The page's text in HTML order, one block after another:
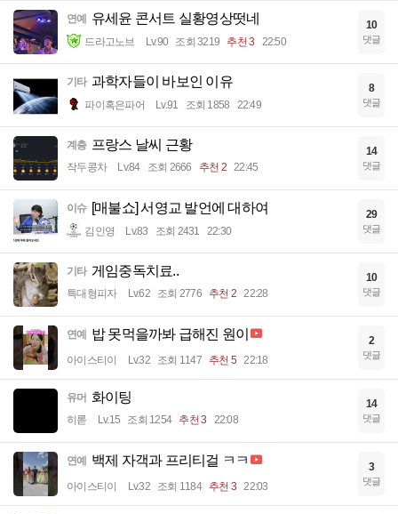
연예 유세윤 콘서트 실황영상떳네
드라고노브 Lv.90 조회 3219 추천 3 22:50
10
댓글
기타 과학자들이 바보인 이유
파이혹은파어 Lv.91 조회 1858 22:49
8
댓글
계층 프랑스 날씨 근황
작두콩차 Lv.84 조회 2666 추천 2 22:45
14
댓글
이슈 [매불쇼] 서영교 발언에 대하여
김인영 Lv.83 조회 2431 22:30
29
댓글
기타 게임중독치료..
특대형피자 Lv.62 조회 2776 추천 2 22:28
10
댓글
연예 밥 못먹을까봐 급해진 원이
아이스티이 Lv.32 조회 1147 추천 5 22:18
2
댓글
유머 화이팅
히롣 Lv.15 조회 1254 추천 3 22:08
14
댓글
연예 백제 자객과 프리티걸 ㅋㅋ
아이스티이 Lv.32 조회 1184 추천 3 22:03
3
댓글